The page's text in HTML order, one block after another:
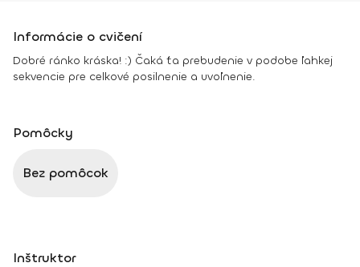
Informácie o cvičení
Dobré ránko kráska! :) Čaká ťa prebudenie v podobe ľahkej
sekvencie pre celkové posilnenie a uvoľnenie.
Pomôcky
Bez pomôcok
Inštruktor